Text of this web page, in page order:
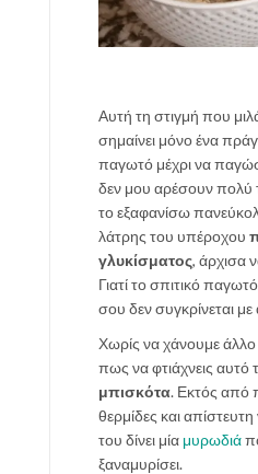
Αυτή τη στιγμή που
σημαίνει μόνο ένα
παγωτό μέχρι να
δεν μου αρέσουν πολύ
το εξαφανίσω
λάτρης του υπέροχου
γλυκίσματος, άρχισα
Γιατί το σπιτικό
σου δεν συγκρίνεται
Χωρίς να χάνουμε άλλο
πως να φτιάχνεις αυτό
μπισκότα. Εκτός από
θερμίδες και
του δίνει μία μυρωδιά
ξαναμυρίσει.